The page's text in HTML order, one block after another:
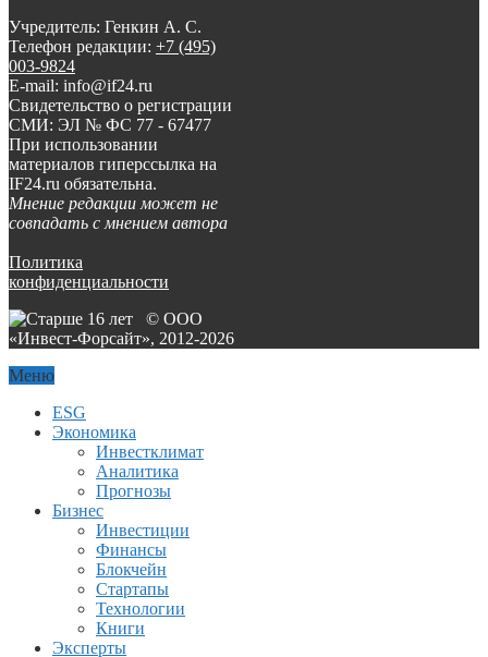
Учредитель: Генкин А. С.
Телефон редакции: +7 (495)
003-9824
E-mail: info@if24.ru
Свидетельство о регистрации
СМИ: ЭЛ № ФС 77 - 67477
При использовании
материалов гиперссылка на
IF24.ru обязательна.
Мнение редакции может не
совпадать с мнением автора
Политика
конфиденциальности
© ООО
«Инвест-Форсайт», 2012-2026
Меню
ESG
Экономика
Инвестклимат
Аналитика
Прогнозы
Бизнес
Инвестиции
Финансы
Блокчейн
Стартапы
Технологии
Книги
Эксперты